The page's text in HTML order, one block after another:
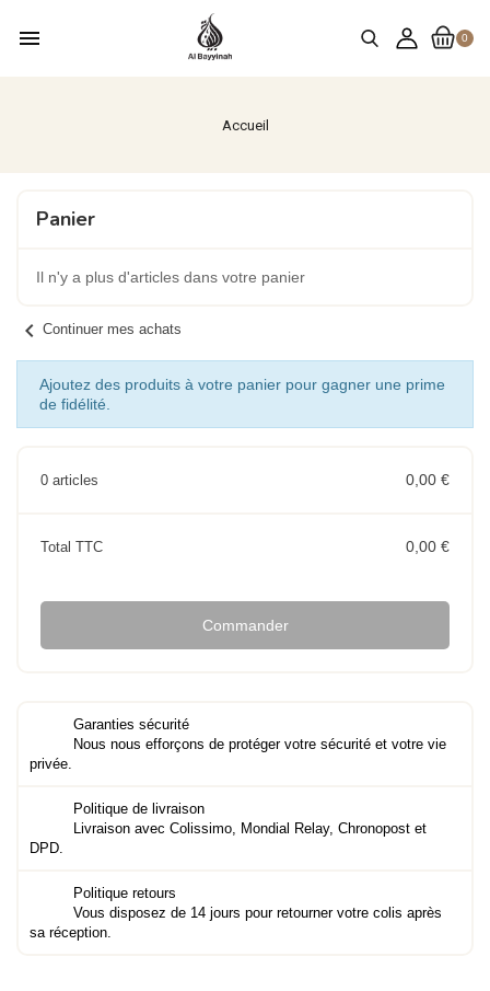
0
menu
Accueil
Panier
Il n'y a plus d'articles dans votre panier
chevron_left Continuer mes achats
Ajoutez des produits à votre panier pour gagner une prime
de fidélité.
0 articles 0,00 €
Total TTC 0,00 €
Commander
Garanties sécurité
Nous nous efforçons de protéger votre sécurité et votre vie
privée.
Politique de livraison
Livraison avec Colissimo, Mondial Relay, Chronopost et
DPD.
Politique retours
Vous disposez de 14 jours pour retourner votre colis après
sa réception.